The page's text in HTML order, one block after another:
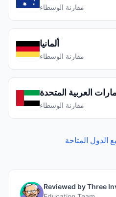
مقارنة الوسطاء
ألمانيا
مقارنة الوسطاء
العربية المتحدة
مقارنة الوسطاء
المتاحة
Reviewed byThree